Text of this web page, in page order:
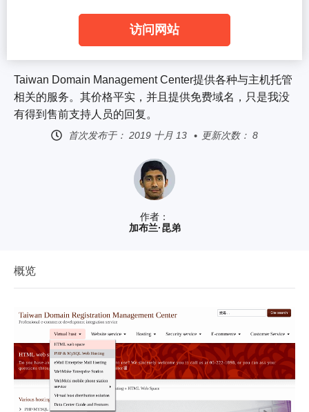
作者：
加布兰·昆弟
Taiwan Domain Management Center提供各种与主机托管
相关的服务。其价格平实，并且提供免费域名，只是我没
有得到售前支持人员的回复。
首次发布于： 2019 十月 13 更新次数： 8
访问网站
概览